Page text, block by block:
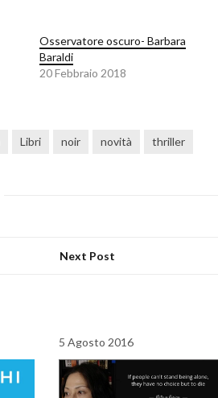
Osservatore oscuro- Barbara
Baraldi
20 Febbraio 2018
Libri noir novità thriller
Next Post
5 Agosto 2016